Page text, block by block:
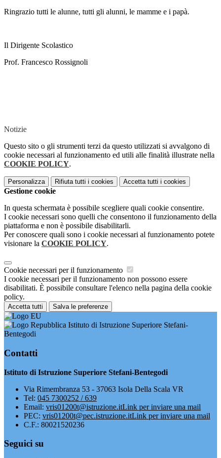
Ringrazio tutti le alunne, tutti gli alunni, le mamme e i papà.
Il Dirigente Scolastico
Prof. Francesco Rossignoli
Notizie
Questo sito o gli strumenti terzi da questo utilizzati si avvalgono di
cookie necessari al funzionamento ed utili alle finalità illustrate nella
COOKIE POLICY.
Personalizza Rifiuta tutti i cookies Accetta tutti i cookies
Gestione cookie
In questa schermata è possibile scegliere quali cookie consentire.
I cookie necessari sono quelli che consentono il funzionamento della
piattaforma e non è possibile disabilitarli.
Per conoscere quali sono i cookie necessari al funzionamento potete
visionare la COOKIE POLICY.
Cookie necessari per il funzionamento
I cookie necessari per il funzionamento non possono essere
disabilitati. È possibile consultare l'elenco nella pagina della cookie
policy.
Accetta tutti Salva le preferenze
Istituto di Istruzione Superiore Stefani-
Bentegodi
Contatti
Istituto di Istruzione Superiore Stefani-Bentegodi
Via Rimembranza 53 - 37063 Isola Della Scala VR
Tel: 045 7300252 / 639
Email: vris01200t@istruzione.itLink per inviare una mail
PEC: vris01200t@pec.istruzione.itLink per inviare una mail
C.F.: 80021520236
Seguici su